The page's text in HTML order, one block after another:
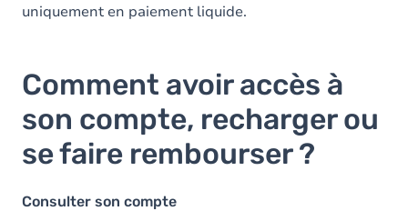
uniquement en paiement liquide.
Comment avoir accès à
son compte, recharger ou
se faire rembourser ?
Consulter son compte